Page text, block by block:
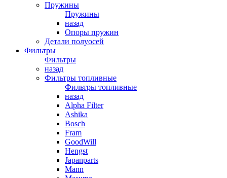
Пружины
Пружины
назад
Опоры пружин
Детали полуосей
Фильтры
Фильтры
назад
Фильтры топливные
Фильтры топливные
назад
Alpha Filter
Ashika
Bosch
Fram
GoodWill
Hengst
Japanparts
Mann